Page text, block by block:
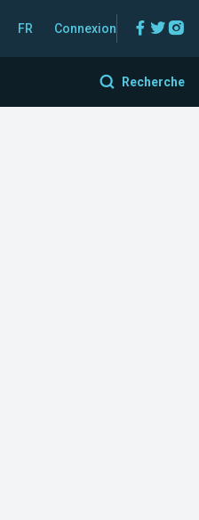
FR Connexion
Recherche